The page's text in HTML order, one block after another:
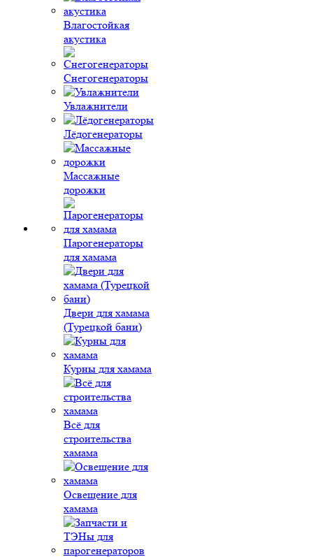
Влагостойкая
акустика
Снегогенераторы
Увлажнители
Лёдогенераторы
Массажные
дорожки
Парогенераторы
для хамама
Двери для хамама
(Турецкой бани)
Курны для хамама
Всё для
строительства
хамама
Освещение для
хамама